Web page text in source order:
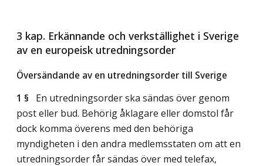
3 kap. Erkännande och verkställighet i Sverige
av en europeisk utredningsorder
Översändande av en utredningsorder till Sverige
1 § En utredningsorder ska sändas över genom
post eller bud. Behörig åklagare eller domstol får
dock komma överens med den behöriga
myndigheten i den andra medlemsstaten om att en
utredningsorder får sändas över med telefax,